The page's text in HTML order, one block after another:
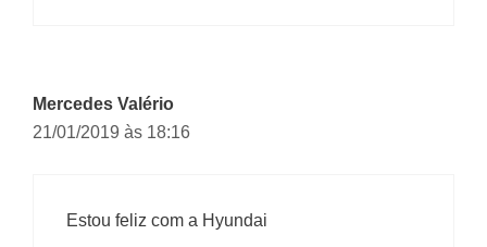
Mercedes Valério
21/01/2019 às 18:16
Estou feliz com a Hyundai